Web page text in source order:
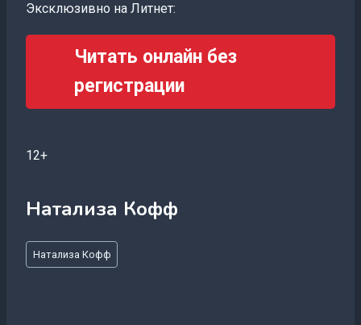
Эксклюзивно на Литнет:
Читать онлайн без
регистрации
12+
Натализа Кофф
Метки
записи:
Натализа Кофф